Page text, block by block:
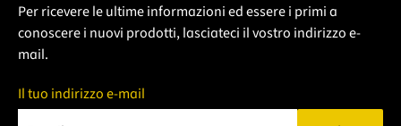
Per ricevere le ultime informazioni ed essere i primi a
conoscere i nuovi prodotti, lasciateci il vostro indirizzo e-
mail.
Il tuo indirizzo e-mail